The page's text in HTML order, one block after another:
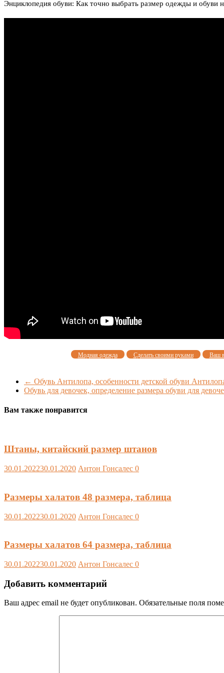
Энциклопедия обуви: Как точно выбрать размер одежды и обуви
Модная одежда Сделать своими руками Ваш
← Обувь Антилопа, особенности детской обуви
Обувь для девочек, определение размера обуви для
Вам также понравится
Штаны, китайский размер штанов
30.01.202230.01.2020 Антон Гонсалес 0
Размеры халатов 48 размера, таблица
30.01.202230.01.2020 Антон Гонсалес 0
Размеры халатов 64 размера, таблица
30.01.202230.01.2020 Антон Гонсалес 0
Добавить комментарий
Ваш адрес email не будет опубликован. Обязательные поля